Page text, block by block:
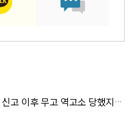
성추행무고죄 방어 사례 | 성추행 신고 이후 무고 역고소 당했지만 불송치